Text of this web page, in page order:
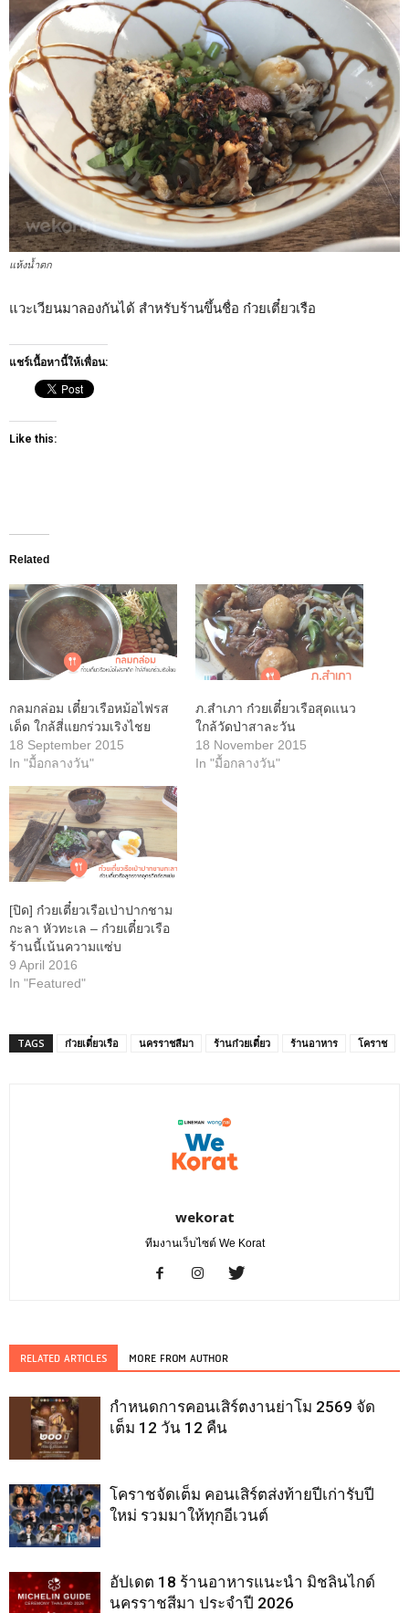
แห้งน้ำตก
แวะเวียนมาลองกันได้ สำหรับร้านขึ้นชื่อ ก๋วยเตี๋ยวเรือ
แชร์เนื้อหานี้ให้เพื่อน:
Like this:
Related
กลมกล่อม เตี๋ยวเรือหม้อไฟรส
เด็ด ใกล้สี่แยกร่วมเริงไชย
18 September 2015
In "มื้อกลางวัน"
ภ.สำเภา ก๋วยเตี๋ยวเรือสุดแนว
ใกล้วัดป่าสาละวัน
18 November 2015
In "มื้อกลางวัน"
[ปิด] ก๋วยเตี๋ยวเรือเป่าปากชาม
กะลา หัวทะเล – ก๋วยเตี๋ยวเรือ
ร้านนี้เน้นความแซ่บ
9 April 2016
In "Featured"
TAGS ก๋วยเตี๋ยวเรือ นครราชสีมา ร้านก๋วยเตี๋ยว ร้านอาหาร โคราช
wekorat
ทีมงานเว็บไซต์ We Korat
RELATED ARTICLES MORE FROM AUTHOR
กำหนดการคอนเสิร์ตงานย่าโม 2569 จัด
เต็ม 12 วัน 12 คืน
โคราชจัดเต็ม คอนเสิร์ตส่งท้ายปีเก่ารับปี
ใหม่ รวมมาให้ทุกอีเวนต์
อัปเดต 18 ร้านอาหารแนะนำ มิชลินไกด์
นครราชสีมา ประจำปี 2026